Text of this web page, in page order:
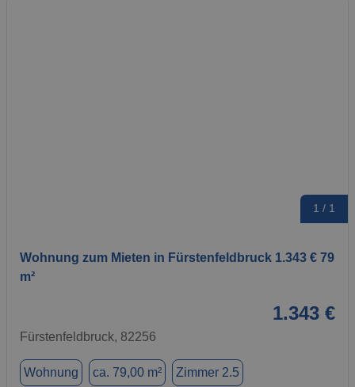
1 / 1
Wohnung zum Mieten in Fürstenfeldbruck 1.343 € 79
m²
1.343 €
Fürstenfeldbruck, 82256
Wohnung ca. 79,00 m² Zimmer 2.5